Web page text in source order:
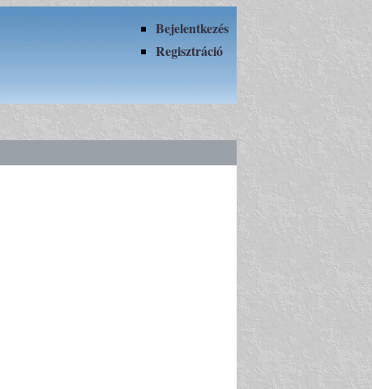
Bejelentkezés
Regisztráció